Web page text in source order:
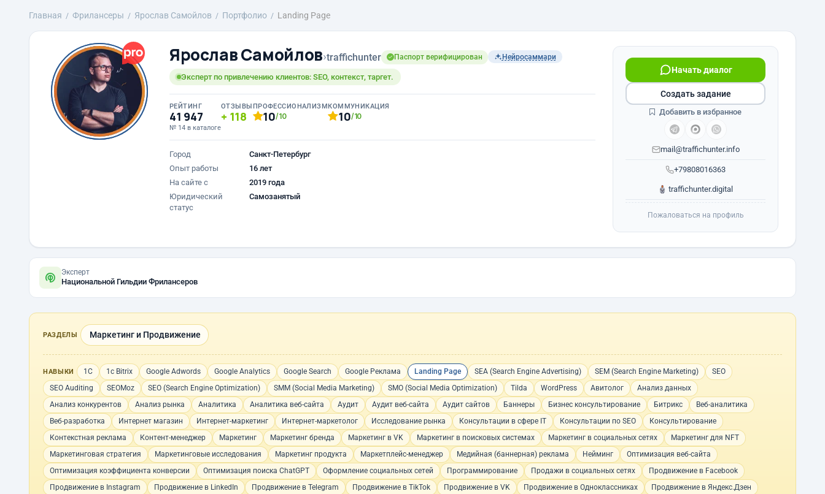
Главная Фрилансеры Ярослав Самойлов Портфолио Landing Page
Ярослав Самойлов›traffichunter Паспорт верифицирован Нейросаммари
Эксперт по привлечению клиентов: SEO, контекст, таргет.
РЕЙТИНГ
41 947
№ 14 в каталоге
ОТЗЫВЫ
118
ПРОФЕССИОНАЛИЗМ
10/10
КОММУНИКАЦИЯ
10/10
Город
Санкт-Петербург
Опыт работы
16 лет
На сайте с
2019 года
Юридический
статус
Самозанятый
+79808016363
Начать диалог
mail@traffichunter.info
traffichunter.digital
Создать задание
Добавить в избранное
Пожаловаться на профиль
Эксперт
Национальной Гильдии Фрилансеров
РАЗДЕЛЫ Маркетинг и Продвижение
НАВЫКИ 1С 1с Bitrix Google Adwords Google Analytics Google Search Google Реклама Landing Page SEA (Search Engine Advertising) SEM (Search Engine Marketing)
SEO
SEO Auditing
SEOMoz SEO (Search Engine Optimization) SMM (Social Media Marketing) SMO (Social Media Optimization) Tilda WordPress Авитолог
Анализ данных
Анализ конкурентов
Анализ рынка Аналитика Аналитика веб-сайта Аудит Аудит веб-сайта Аудит сайтов Баннеры Бизнес консультирование Битрикс
Веб-аналитика
Веб-разработка
Интернет магазин Интернет-маркетинг Интернет-маркетолог Исследование рынка Консультации в сфере IT Консультации по SEO
Консультирование
Контекстная реклама
Контент-менеджер Маркетинг Маркетинг бренда Маркетинг в VK Маркетинг в поисковых системах Маркетинг в социальных сетях
Маркетинг для NFT
Маркетинговая стратегия
Маркетинговые исследования Маркетинг продукта Маркетплейс-менеджер Медийная (баннерная) реклама Нейминг
Оптимизация веб-сайта
Оптимизация коэффициента конверсии
Оптимизация поиска ChatGPT Оформление социальных сетей Программирование Продажи в социальных сетях
Продвижение в Facebook
Продвижение в Instagram
Продвижение в LinkedIn Продвижение в Telegram Продвижение в TikTok Продвижение в VK Продвижение в Одноклассниках
Продвижение в Яндекс.Дзен